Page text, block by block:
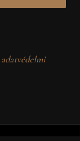
adatvédelmi